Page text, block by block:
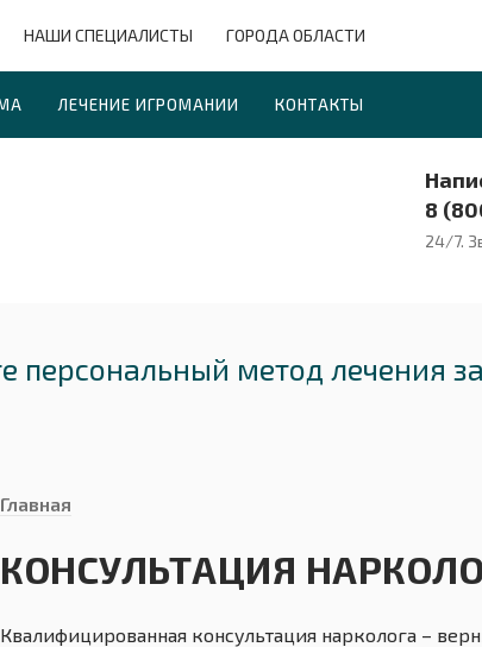
НАШИ СПЕЦИАЛИСТЫ ГОРОДА ОБЛАСТИ
ЛЕЧЕНИЕ ИГРОМАНИИ КОНТАКТЫ
8
24/7.
персональный метод лечения
Главная
КОНСУЛЬТАЦИЯ
Квалифицированная консультация нарколога –